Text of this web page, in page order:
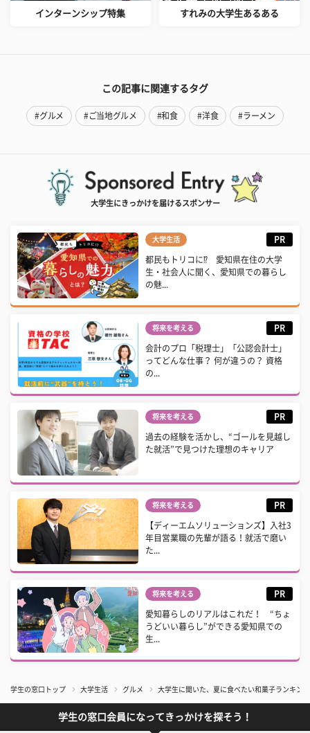
インターンシップ特集 すれみの大学生あるある
この記事に関連するタグ
#グルメ #ご当地グルメ #和食 #洋食 #ラーメン
大学生にきっかけを届けるスポンサー
大学生活 PR
都民もトリコに⁉ 愛知県在住の大学
生・社会人に聞く、愛知県での暮らし
の魅...
将来を考える PR
会計のプロ「税理士」「公認会計士」
ってどんな仕事？ 何が違うの？ 資格
の...
将来を考える PR
過去の経験を活かし、“ゴールを見越し
た就活”で見つけた理想のキャリア
将来を考える PR
【ディーエムソリューションズ】入社3
年目営業職の先輩が語る！就活で磨い
た...
将来を考える PR
愛知暮らしのリアルはこれだ！ “ちょ
うどいい暮らし”ができる愛知県での
生...
学生の窓口トップ 大学生活 グルメ 大学生に聞いた、夏に食べたい和菓子ランキン
学生の窓口会員になってきっかけを探そう！